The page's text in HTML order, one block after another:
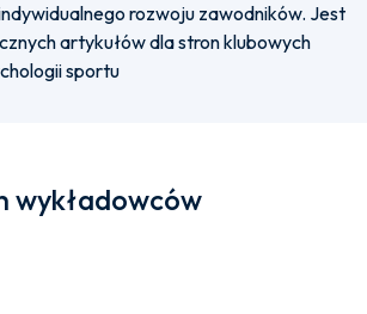
rozwoju zawodników. Jest
artykułów dla stron klubowych
sportu
wykładowców